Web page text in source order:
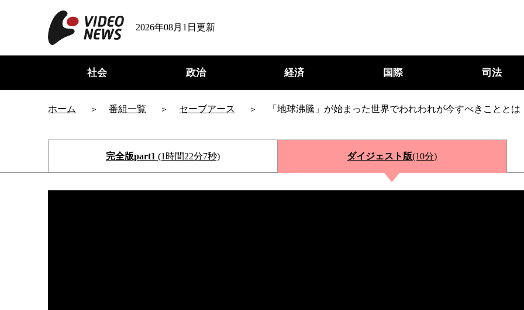
2026年08月1日更新
社会 政治 経済 国際 司法
ホーム 番組一覧 セーブアース 「地球沸騰」が始まった世界でわれわれが今すべきこととは
完全版part1 (1時間22分7秒) ダイジェスト版(10分)